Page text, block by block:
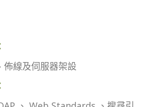
佈線及伺服器架設